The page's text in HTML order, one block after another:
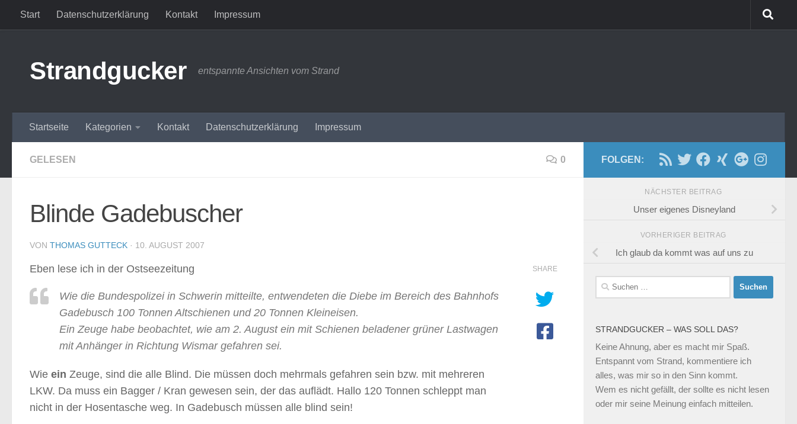
Zum Inhalt springen
Start Datenschutzerklärung Kontakt Impressum
Strandgucker entspannte Ansichten vom Strand
Startseite Kategorien Kontakt Datenschutzerklärung Impressum
GELESEN 0
Blinde Gadebuscher
VON THOMAS GUTTECK · 10. AUGUST 2007
Eben lese ich in der Ostseezeitung
Wie die Bundespolizei in Schwerin mitteilte, entwendeten die Diebe im Bereich des Bahnhofs
Gadebusch 100 Tonnen Altschienen und 20 Tonnen Kleineisen.
Ein Zeuge habe beobachtet, wie am 2. August ein mit Schienen beladener grüner Lastwagen
mit Anhänger in Richtung Wismar gefahren sei.
Wie ein Zeuge, sind die alle Blind. Die müssen doch mehrmals gefahren sein bzw. mit mehreren
LKW. Da muss ein Bagger / Kran gewesen sein, der das auflädt. Hallo 120 Tonnen schleppt man
nicht in der Hosentasche weg. In Gadebusch müssen alle blind sein!
SHARE
FOLGEN:
NÄCHSTER BEITRAG
Unser eigenes Disneyland
VORHERIGER BEITRAG
Ich glaub da kommt was auf uns zu
Suchen
nach:
STRANDGUCKER – WAS SOLL DAS?
Keine Ahnung, aber es macht mir Spaß.
Entspannt vom Strand, kommentiere ich
alles, was mir so in den Sinn kommt.
Wem es nicht gefällt, der sollte es nicht lesen
oder mir seine Meinung einfach mitteilen.